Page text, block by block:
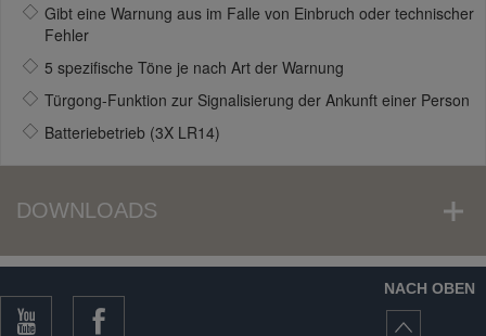
Gibt eine Warnung aus im Falle von Einbruch oder technischer
Fehler
5 spezifische Töne je nach Art der Warnung
Türgong-Funktion zur Signalisierung der Ankunft einer Person
Batteriebetrieb (3X LR14)
DOWNLOADS
NACH OBEN